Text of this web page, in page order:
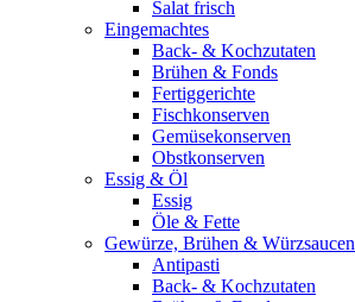
Salat frisch
Eingemachtes
Back- & Kochzutaten
Brühen & Fonds
Fertiggerichte
Fischkonserven
Gemüsekonserven
Obstkonserven
Essig & Öl
Essig
Öle & Fette
Gewürze, Brühen & Würzsaucen
Antipasti
Back- & Kochzutaten